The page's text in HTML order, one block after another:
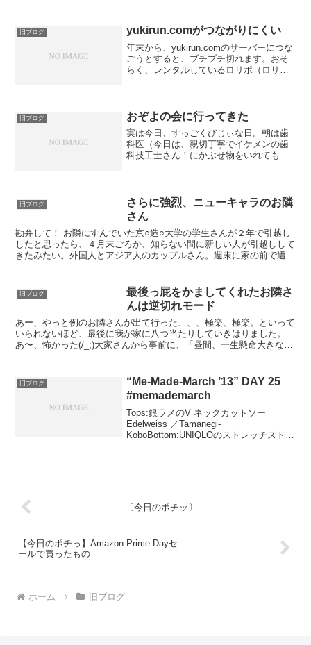
旧ブログ yukirun.comがつながりにくい
年末から、yukirun.comのサーバーにつな
ごうとすると、ブチブチ切れます。おそ
らく、レンタルしているロリポ（ロリポ
たら、なんだ...
旧ブログ おぞよの会に行ってきた
実は今日、すっごくびじぃな日。朝は歯
科医（今日は、親切丁寧でイケメンの歯
科技工士さん！にかぶせ物をいれてもら
に旅行するから会おう！」...
旧ブログ
さらに強烈、ニューキャラのお隣
さん
勘弁して！ お隣にすんでいた京○造○大学の学生さんが２年で引越し
したと思ったら、４月末ごろか、知らない間に新しい人が引越しして
きたみたい。外国人とアジア人のカップルさん。週末に家の前で遭遇
旧ブログ
最後っ屁をかましてくれたお隣さ
んは逆切れモード
あー、やっと例のお隣さんが出て行った、、、極楽、極楽。といって
いられないほど、最後に我が家に八つ当たりしていきはりました。
あ〜、怖かった(/_;)大家さんから事前に、「昼間、一生懸命大きな車
旧ブログ
“Me-Made-March ’13” DAY 25
#memademarch
Tops:銀ラメのV ネックカットソー
Edelweiss ／Tamanegi-
KoboBottom:UNIQLOのストレッチストレ
〔今日のポチッ〕
【今日のポチっ】Amazon Prime Dayセ
ールで買ったもの
ホーム 旧ブログ